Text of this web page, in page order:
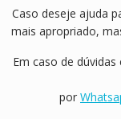
Caso deseje ajuda
mais apropriado,
Em caso de
por